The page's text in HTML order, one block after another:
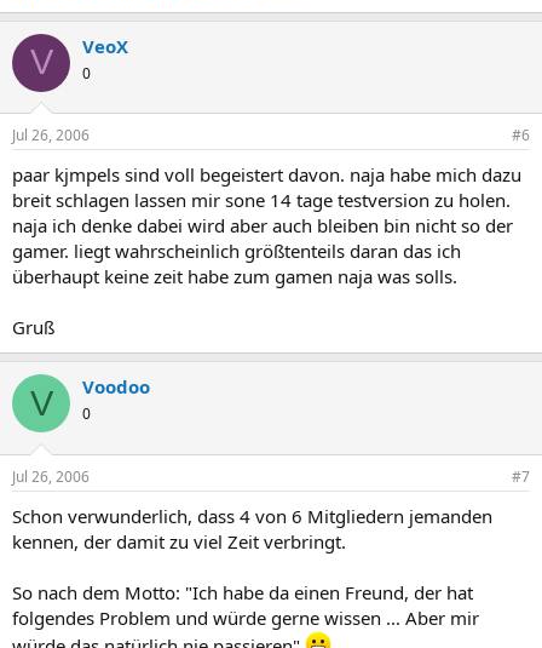
V VeoX
0
Jul 26, 2006 #6
paar kjmpels sind voll begeistert davon. naja habe mich dazu
breit schlagen lassen mir sone 14 tage testversion zu holen.
naja ich denke dabei wird aber auch bleiben bin nicht so der
gamer. liegt wahrscheinlich größtenteils daran das ich
überhaupt keine zeit habe zum gamen naja was solls.
Gruß
V Voodoo
0
Jul 26, 2006 #7
Schon verwunderlich, dass 4 von 6 Mitgliedern jemanden
kennen, der damit zu viel Zeit verbringt.
So nach dem Motto: "Ich habe da einen Freund, der hat
folgendes Problem und würde gerne wissen ... Aber mir